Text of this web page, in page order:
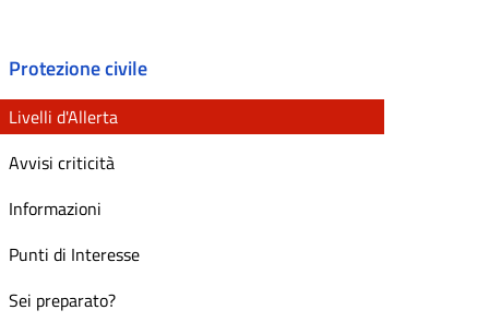
Protezione civile
Livelli d'Allerta
Avvisi criticità
Informazioni
Punti di Interesse
Sei preparato?